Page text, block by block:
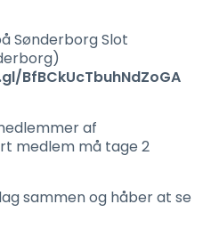
Sønderborg Slot
BfBCkUcTbuhNdZoGA
af
medlem må tage 2
sammen og håber at se